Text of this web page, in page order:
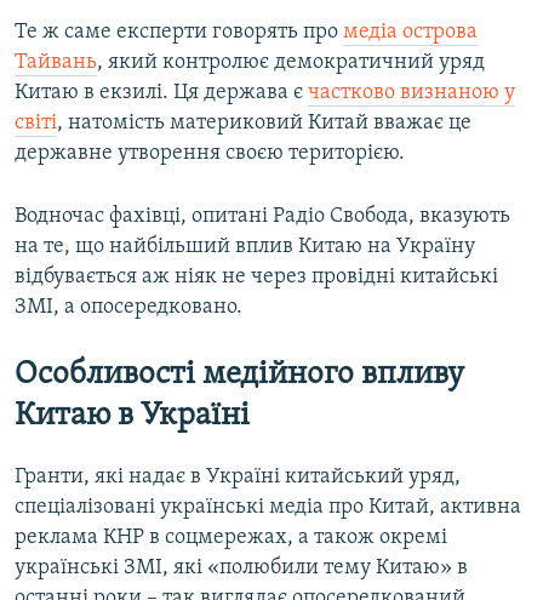
Те ж саме експерти говорять про медіа острова
Тайвань, який контролює демократичний уряд
Китаю в екзилі. Ця держава є частково визнаною у
світі, натомість материковий Китай вважає це
державне утворення своєю територією.
Водночас фахівці, опитані Радіо Свобода, вказують
на те, що найбільший вплив Китаю на Україну
відбувається аж ніяк не через провідні китайські
ЗМІ, а опосередковано.
Особливості медійного впливу
Китаю в Україні
Гранти, які надає в Україні китайський уряд,
спеціалізовані українські медіа про Китай, активна
реклама КНР в соцмережах, а також окремі
українські ЗМІ, які «полюбили тему Китаю» в